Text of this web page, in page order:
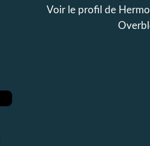
Voir le profil de